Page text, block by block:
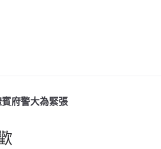
府警大為緊張